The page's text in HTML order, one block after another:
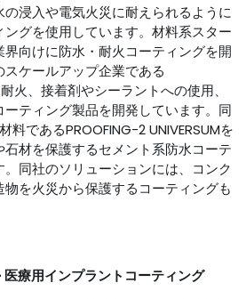
浸入や電気火災に耐えられるように
グを使用しています。材料系スター
界向けに防水・耐火コーティングを開
ケールアップ企業である
火、接着剤やシーラントへの使用、
ティング製品を開発しています。同
料であるPROOFING-2 UNIVERSUMを
材を保護するセメント系防水コーテ
同社のソリューションには、コンク
を火災から保護するコーティングも
用インプラントコーティング